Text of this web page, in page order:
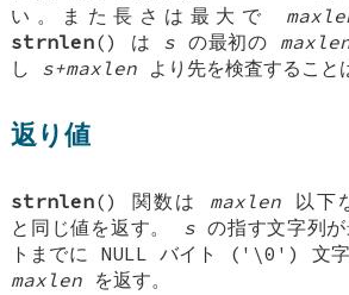
い。また長さは最大で
strnlen() は s の最初の
し s+maxlen より先を検査すること
返り値
strnlen() 関数は maxlen 以下
と同じ値を返す。 sの指す文字列
トまでに NULL バイト ('\0') 文字
maxlen を返す。